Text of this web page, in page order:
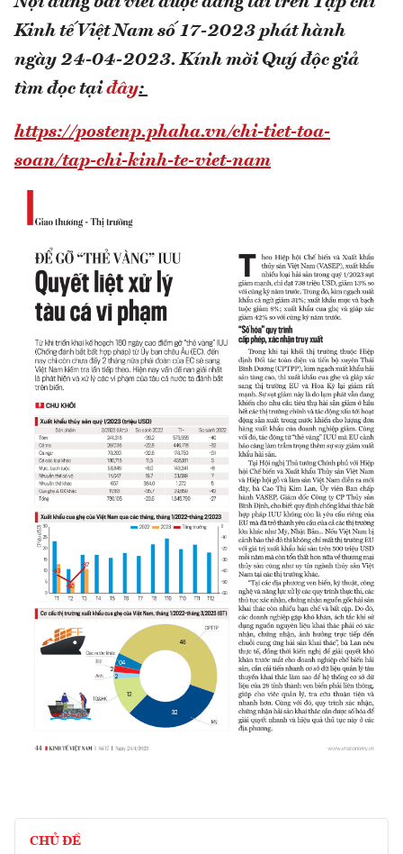
Kinh tế Việt Nam số 17-2023 phát hành
ngày 24-04-2023.Kính mời Quý độc giả
tìm đọc tại đây:
https://postenp.phaha.vn/chi-tiet-toa-
soan/tap-chi-kinh-te-viet-nam
CHỦ ĐỀ